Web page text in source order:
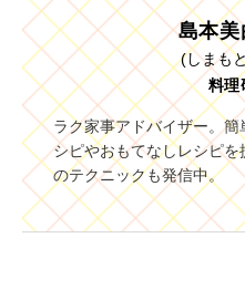
島本美
(しまも
料理
ラク家事アドバイザー。
シピやおもてなしレシピ
のテクニックも発信中。